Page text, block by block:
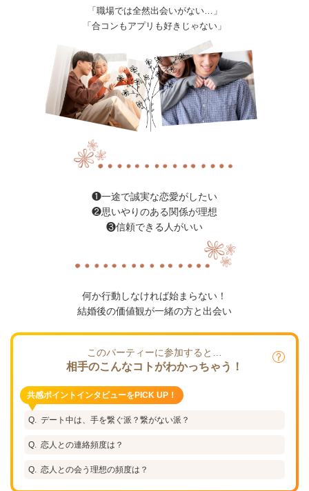
「職場では全然出会いがない…」
「合コンもアプリも好きじゃない」
❶一途で誠実な恋愛がしたい
❷思いやりのある関係が理想
❸信頼できる人がいい
何か行動しなければ始まらない！
結婚後の価値観が一緒の方と出会い
このパーティーに参加すると…
相手のこんなコトがわかっちゃう！
共感ポイントインタビューをPICK UP！
デート中は、手を繋ぐ派？繋がない派？
恋人との連絡頻度は？
恋人との会う理想の頻度は？